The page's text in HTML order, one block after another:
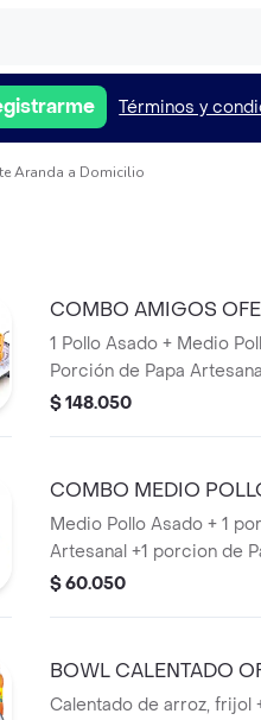
Términos y
Aranda a Domicilio
COMBO AMIGOS
1 Pollo Asado + Medio
Porción de Papa
Papa Salada + 1 Plátano
$ 148.050
COMBO MEDIO
Medio Pollo Asado + 1
Artesanal +1 porcion de
1 Bebida Personal.
$ 60.050
BOWL CALENTADO
Calentado de arroz, frijol